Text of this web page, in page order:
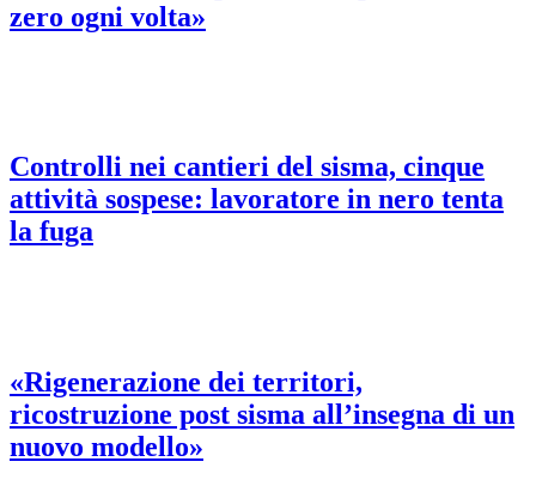
zero ogni volta»
Controlli nei cantieri del sisma, cinque
attività sospese: lavoratore in nero tenta
la fuga
«Rigenerazione dei territori,
ricostruzione post sisma all’insegna di un
nuovo modello»